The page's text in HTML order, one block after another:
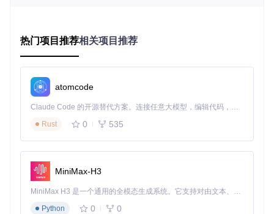
当前歌词管理面临三大核心技术挑战：平台接口限制导致的获
取困难、格式碎片化造成的兼容性问题、以及批量处理时的性
能瓶颈。163MusicLyrics通过模块化设计与多线程处理机制，
针对性解决了这些技术难题。
核心价值：开源工具的差异化优势
基础功能：突破平台限制
工具内置的Cookie管理模块可保存用户登录状态，确保高成功
率的歌词请求。
热门项目推荐相关项目推荐
atomcode
Claude Code 的开源替代方案。连接任意大模型，编辑代码，运行命令，自动验证 — 全自动执行。用 Rust 构建，极致性能。 ｜ An open-source alternative to Claude Code. Connect any LLM, edit code, run commands, and verify changes — autonomously. Built in Rust for speed. Get Started
Rust
0 535
MiniMax-H3
MiniMax H3 是一个通用的全模态生成系统。它支持对由文本、图像、视频和音频组成的多模态上下文进行统一理解，并能生成分辨率高达 2K、时长可达 15 秒的带原生立体声音频的视频。得益于面向任务泛化的系统设计，H3 在预训练阶段就已具备广泛的多模态上下文理解与生成能力，能够出色地执行复杂的多模态指令。
Python
0 0